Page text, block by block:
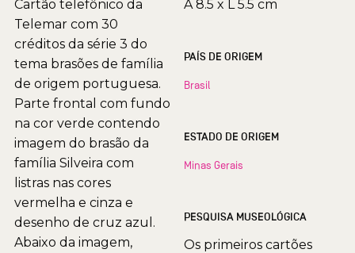
Cartão telefônico da
Telemar com 30
créditos da série 3 do
tema brasões de família
de origem portuguesa.
Parte frontal com fundo
na cor verde contendo
imagem do brasão da
família Silveira com
listras nas cores
vermelha e cinza e
desenho de cruz azul.
Abaixo da imagem,
A 8.5 x L 5.5 cm
PAÍS DE ORIGEM
Brasil
ESTADO DE ORIGEM
Minas Gerais
PESQUISA MUSEOLÓGICA
Os primeiros cartões